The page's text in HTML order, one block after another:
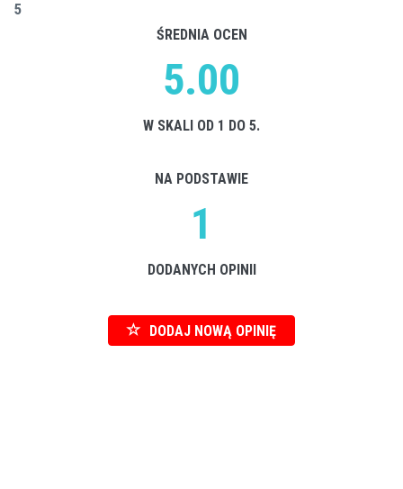
5
ŚREDNIA OCEN
5.00
W SKALI OD 1 DO 5.
NA PODSTAWIE
1
DODANYCH OPINII
DODAJ NOWĄ OPINIĘ